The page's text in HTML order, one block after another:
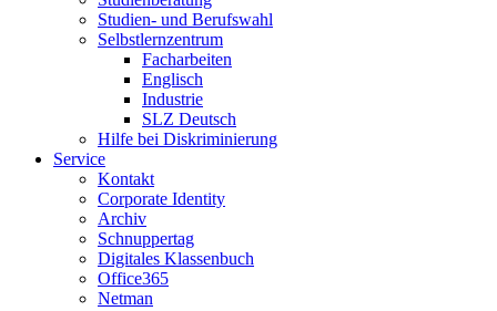
Studien- und Berufswahl
Selbstlernzentrum
Facharbeiten
Englisch
Industrie
SLZ Deutsch
Hilfe bei Diskriminierung
Service
Kontakt
Corporate Identity
Archiv
Schnuppertag
Digitales Klassenbuch
Office365
Netman